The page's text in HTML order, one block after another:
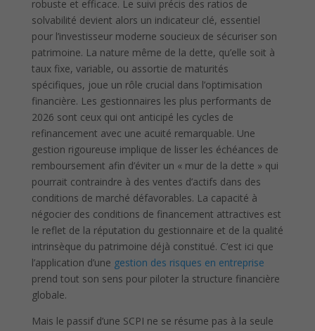
robuste et efficace. Le suivi précis des ratios de
solvabilité devient alors un indicateur clé, essentiel
pour l’investisseur moderne soucieux de sécuriser son
patrimoine. La nature même de la dette, qu’elle soit à
taux fixe, variable, ou assortie de maturités
spécifiques, joue un rôle crucial dans l’optimisation
financière. Les gestionnaires les plus performants de
2026 sont ceux qui ont anticipé les cycles de
refinancement avec une acuité remarquable. Une
gestion rigoureuse implique de lisser les échéances de
remboursement afin d’éviter un « mur de la dette » qui
pourrait contraindre à des ventes d’actifs dans des
conditions de marché défavorables. La capacité à
négocier des conditions de financement attractives est
le reflet de la réputation du gestionnaire et de la qualité
intrinsèque du patrimoine déjà constitué. C’est ici que
l’application d’une gestion des risques en entreprise
prend tout son sens pour piloter la structure financière
globale.
Mais le passif d’une SCPI ne se résume pas à la seule